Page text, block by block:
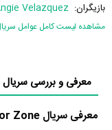
بازیگران: Velazquez
مشاهده لیست کامل عوامل
معرفی و بررسی سریال The Horror Zone:
معرفی سریال The Horror Zone